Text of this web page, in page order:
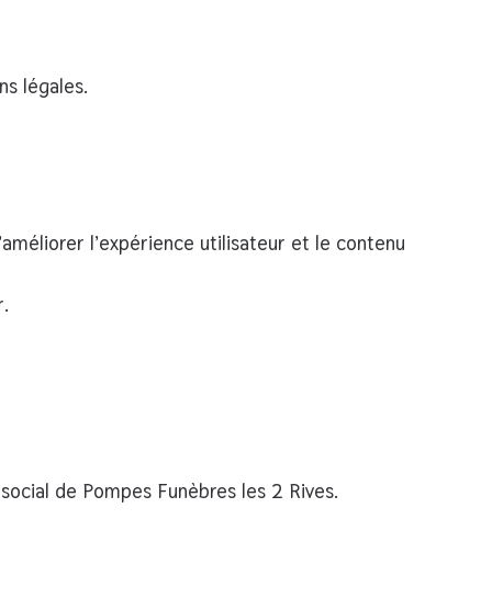
légales.
l’expérience utilisateur et le contenu
de Pompes Funèbres les 2 Rives.